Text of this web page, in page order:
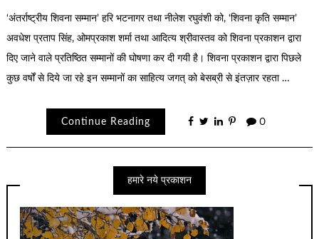
‘अंतर्राष्ट्रीय शिवना सम्मान’ हरि भटनागर तथा नीलेश रघुवंशी को, ‘शिवना कृति सम्मान’
अवधेश प्रताप सिंह, ओमप्रकाश शर्मा तथा आदित्य श्रीवास्तव को शिवना प्रकाशन द्वारा
दिए जाने वाले प्रतिष्ठित सम्मानों की घोषणा कर दी गयी है। शिवना प्रकाशन द्वारा पिछले
कुछ वर्षों से दिये जा रहे इन सम्मानों का साहित्य जगत् को बेसब्री से इंतज़ार रहता …
Continue Reading 0
हमारे नये प्रकाशन